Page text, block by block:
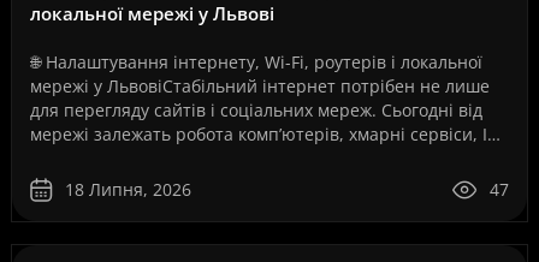
локальної мережі у Львові
🌐 Налаштування інтернету, Wi-Fi, роутерів і локальної
мережі у ЛьвовіСтабільний інтернет потрібен не лише
для перегляду сайтів і соціальних мереж. Сьогодні від
мережі залежать робота комп’ютерів, хмарні сервіси, IP-
18 Липня, 2026
47